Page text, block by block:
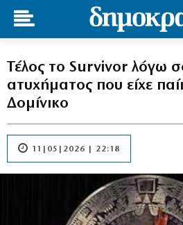
Τέλος το Survivor λόγω
ατυχήματος που είχε
Δομίνικο
11|05|2026 | 22:18